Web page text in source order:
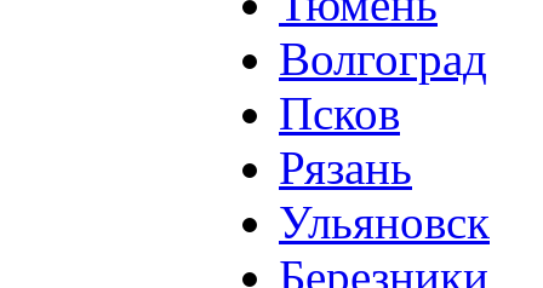
Волгоград
Псков
Рязань
Ульяновск
Березники